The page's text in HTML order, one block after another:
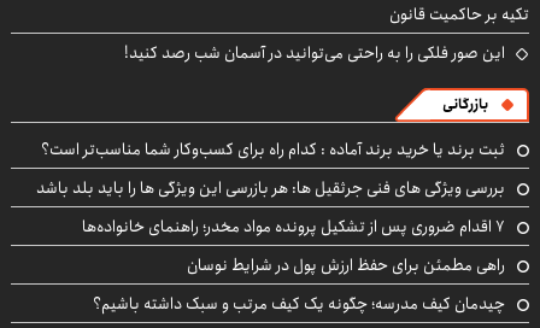
تکیه بر حاکمیت قانون
این صور فلکی را به راحتی می‌توانید در آسمان شب رصد کنید!
بازرگانی
ثبت برند یا خرید برند آماده : کدام راه برای کسب‌وکار شما مناسب‌تر است؟
بررسی ویژگی های فنی جرثقیل ها: هر بازرسی این ویژگی ها را باید بلد باشد
۷ اقدام ضروری پس از تشکیل پرونده مواد مخدر؛ راهنمای خانواده‌ها
راهی مطمئن برای حفظ ارزش پول در شرایط نوسان
چیدمان کیف مدرسه؛ چگونه یک کیف مرتب و سبک داشته باشیم؟